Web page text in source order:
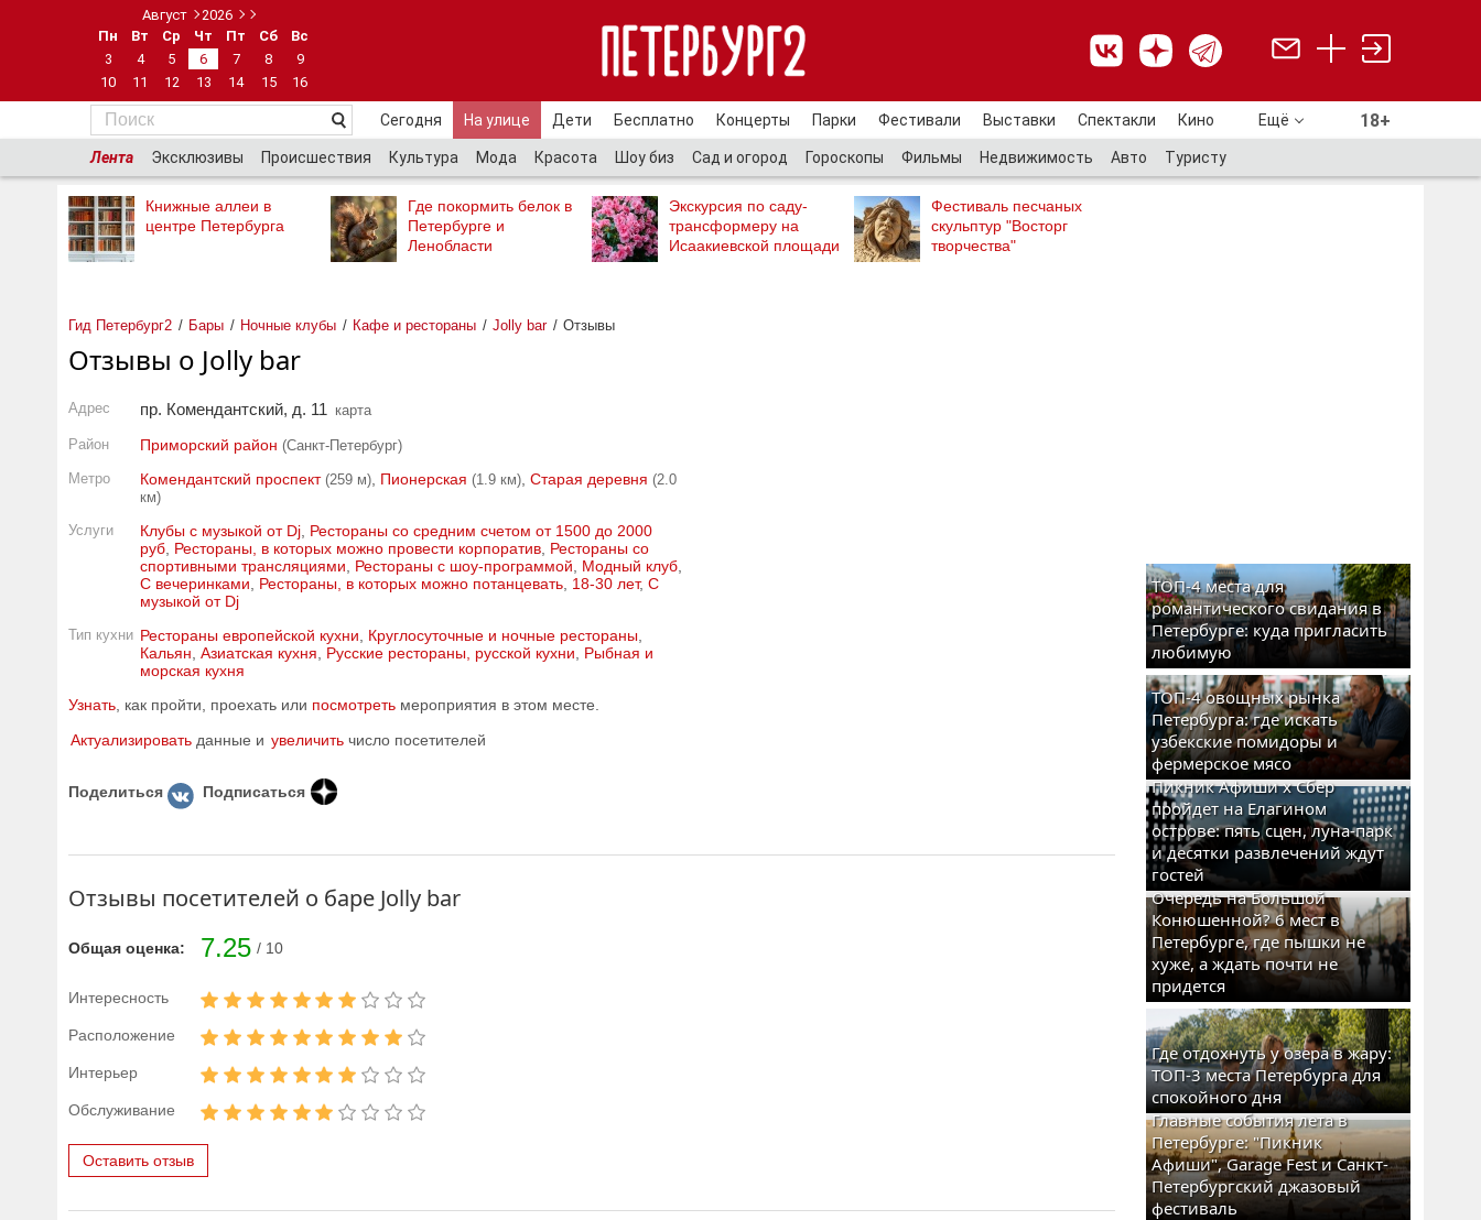
Август
2026
Пн
Вт Ср Чт Пт Сб
Вс
3
4 5 6 7 8
9
10
11 12 13 14 15 16
Сегодня На улице Дети Бесплатно Концерты Парки Фестивали Выставки Спектакли Кино Ещё 18+
Лента Эксклюзивы Происшествия Культура Мода Красота Шоу биз Сад и огород Гороскопы Фильмы Недвижимость Авто Туристу
Книжные аллеи в
центре Петербурга
Где покормить белок в
Петербурге и
Ленобласти
Экскурсия по саду-
трансформеру на
Исаакиевской площади
Фестиваль песчаных
скульптур "Восторг
творчества"
Гид Петербург2 Бары Ночные клубы Кафе и рестораны Jolly bar Отзывы
Отзывы о Jolly bar
Адрес пр. Комендантский, д. 11 карта
Район Приморский район (Санкт-Петербург)
Метро
Комендантский проспект (259 м) Пионерская (1.9 км) Старая деревня (2.0
км)
Услуги
Клубы с музыкой от Dj Рестораны со средним счетом от 1500 до 2000
руб Рестораны, в которых можно провести корпоратив Рестораны со
спортивными трансляциями
Рестораны с шоу-программой Модный клуб
С вечеринками
Рестораны, в которых можно потанцевать 18-30 лет, С
музыкой от Dj
Тип кухни Рестораны европейской кухни Круглосуточные и ночные рестораны
Кальян Азиатская кухня Русские рестораны, русской кухни
Рыбная и
морская кухня
Узнать , как пройти, проехать или посмотреть мероприятия в этом месте.
Актуализировать данные и увеличить число посетителей
Поделиться Подписаться
Отзывы посетителей о баре Jolly bar
Общая оценка: 7.25 / 10
Интересность
Расположение
Интерьер
Обслуживание
Оставить отзыв
ТОП-4 места для
романтического свидания в
Петербурге: куда пригласить
любимую
ТОП-4 овощных рынка
Петербурга: где искать
узбекские помидоры и
фермерское мясо
Пикник Афиши x Сбер
пройдет на Елагином
острове: пять сцен, луна-парк
и десятки развлечений ждут
гостей
Очередь на Большой
Конюшенной? 6 мест в
Петербурге, где пышки не
хуже, а ждать почти не
придется
Где отдохнуть у озера в жару:
ТОП-3 места Петербурга для
спокойного дня
Главные события лета в
Петербурге: "Пикник
Афиши", Garage Fest и Санкт-
Петербургский джазовый
фестиваль